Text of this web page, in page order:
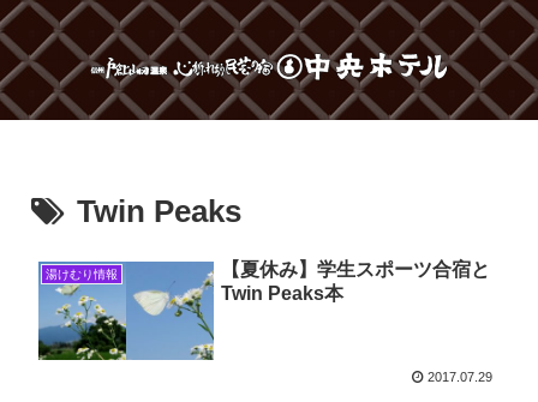
Twin Peaks
湯けむり情報
【夏休み】学生スポーツ合宿と
Twin Peaks本
2017.07.29